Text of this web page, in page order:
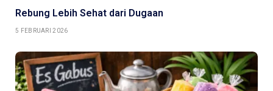
Rebung Lebih Sehat dari Dugaan
5 FEBRUARI 2026